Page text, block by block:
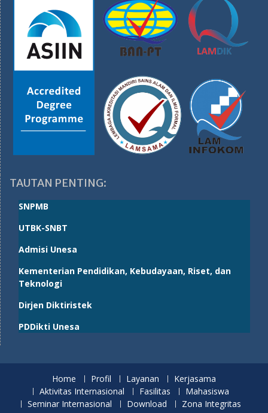
TAUTAN PENTING:
SNPMB
UTBK-SNBT
Admisi Unesa
Kementerian Pendidikan, Kebudayaan, Riset, dan
Teknologi
Dirjen Diktiristek
PDDikti Unesa
Home Profil Layanan
Kerjasama
Aktivitas Internasional
Fasilitas
Mahasiswa
Seminar Internasional
Download
Zona Integritas